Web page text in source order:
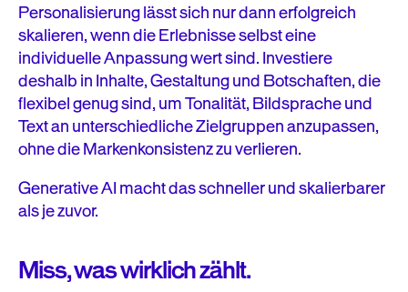
Personalisierung lässt sich nur dann erfolgreich
skalieren, wenn die Erlebnisse selbst eine
individuelle Anpassung wert sind. Investiere
deshalb in Inhalte, Gestaltung und Botschaften, die
flexibel genug sind, um Tonalität, Bildsprache und
Text an unterschiedliche Zielgruppen anzupassen,
ohne die Markenkonsistenz zu verlieren.
Generative AI macht das schneller und skalierbarer
als je zuvor.
Miss, was wirklich zählt.